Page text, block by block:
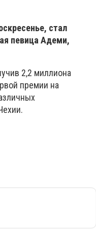
стал
певица Адеми,
2,2 миллиона
премии на